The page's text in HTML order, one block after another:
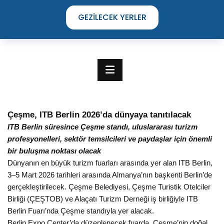
GEZILECEK YERLER
TIME TO DISCOVER
THE UNIQUE STREETS OF ÇEŞME
Çeşme, ITB Berlin 2026’da dünyaya tanıtılacak
ITB Berlin süresince Çeşme standı, uluslararası turizm
profesyonelleri, sektör temsilcileri ve paydaşlar için önemli
bir buluşma noktası olacak
Dünyanın en büyük turizm fuarları arasında yer alan ITB Berlin,
3–5 Mart 2026 tarihleri arasında Almanya’nın başkenti Berlin’de
gerçekleştirilecek. Çeşme Belediyesi, Çeşme Turistik Otelciler
Birliği (ÇEŞTOB) ve Alaçatı Turizm Derneği iş birliğiyle ITB
Berlin Fuarı’nda Çeşme standıyla yer alacak.